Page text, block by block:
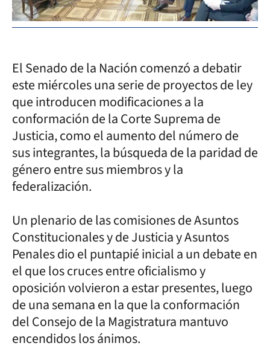
El Senado de la Nación comenzó a debatir
este miércoles una serie de proyectos de ley
que introducen modificaciones a la
conformación de la Corte Suprema de
Justicia, como el aumento del número de
sus integrantes, la búsqueda de la paridad de
género entre sus miembros y la
federalización.
Un plenario de las comisiones de Asuntos
Constitucionales y de Justicia y Asuntos
Penales dio el puntapié inicial a un debate en
el que los cruces entre oficialismo y
oposición volvieron a estar presentes, luego
de una semana en la que la conformación
del Consejo de la Magistratura mantuvo
encendidos los ánimos.